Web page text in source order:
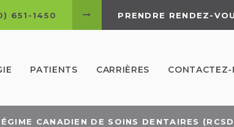
651-1450 PRENDRE RENDEZ-
PATIENTS CARRIÈRES CONTACTEZ-
CANADIEN DE SOINS DENTAIRES
ICI POUR NOUS CONTACTER